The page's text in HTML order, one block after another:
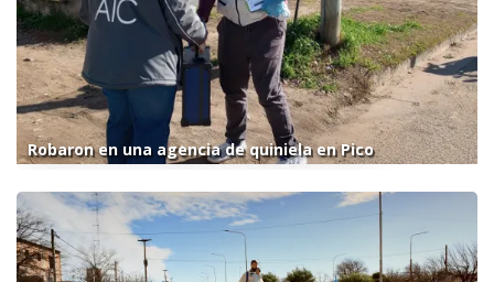
Robaron en una agencia de quiniela en Pico